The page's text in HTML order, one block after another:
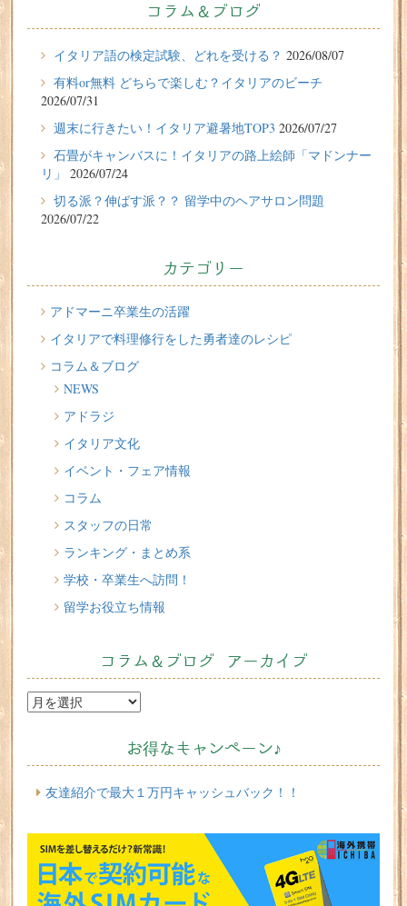
有料or無料 どちらで楽しむ？イタリアのビーチ
フィレンツェに1週間の語学留学をしたT.Sさん（10代、女
性）の体験談
2026/07/27
週末に行きたい！イタリア避暑地TOP3
2026/07/24
石畳がキャンバスに！イタリアの路上絵師「マドンナー
リ」
切る派？伸ばす派？？ 留学中のヘアサロン問題
2026/07/20
イタリア人はどんなジェラートを食べる？
2026/07/17
イタリアが誇る3人の天才芸術家 その傑作を見に行こう！
2026/07/16
味わってみたい！魚介の「ごった煮」 リヴォルノの
Cacciucco（カッチュッコ）
コラム＆ブログ
イタリア語の検定試験、どれを受ける？ 2026/08/07
有料or無料 どちらで楽しむ？イタリアのビーチ
2026/07/31
週末に行きたい！イタリア避暑地TOP3 2026/07/27
石畳がキャンバスに！イタリアの路上絵師「マドンナー
リ」
2026/07/24
切る派？伸ばす派？？ 留学中のヘアサロン問題
2026/07/22
カテゴリー
アドマーニ卒業生の活躍
イタリアで料理修行をした勇者達のレシピ
コラム＆ブログ
NEWS
アドラジ
イタリア文化
イベント・フェア情報
コラム
スタッフの日常
ランキング・まとめ系
学校・卒業生へ訪問！
留学お役立ち情報
コラム＆ブログ アーカイブ
お得なキャンペーン♪
友達紹介で最大１万円キャッシュバック！！